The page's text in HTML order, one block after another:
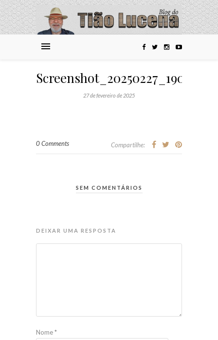
27 de fevereiro de 2025
0 Comments Compartilhe:
SEM COMENTÁRIOS
DEIXAR UMA RESPOSTA
Nome*